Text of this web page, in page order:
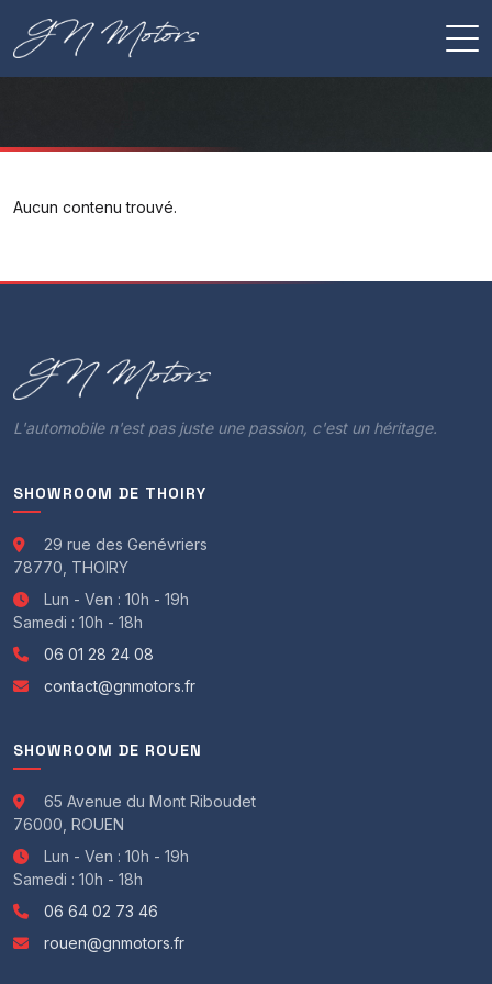
Aucun contenu trouvé.
L'automobile n'est pas juste une passion, c'est un héritage.
SHOWROOM DE THOIRY
29 rue des Genévriers
78770, THOIRY
Lun - Ven : 10h - 19h
Samedi : 10h - 18h
06 01 28 24 08
contact@gnmotors.fr
SHOWROOM DE ROUEN
65 Avenue du Mont Riboudet
76000, ROUEN
Lun - Ven : 10h - 19h
Samedi : 10h - 18h
06 64 02 73 46
rouen@gnmotors.fr